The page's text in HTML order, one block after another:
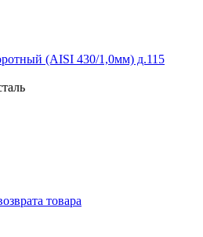
(AISI 430/1,0мм) д.115
товара